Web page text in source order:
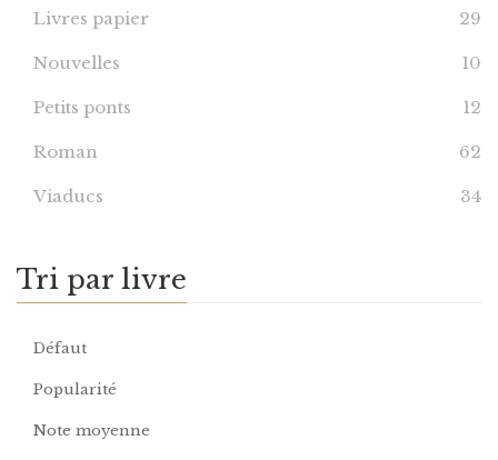
Livres papier 29
Nouvelles 10
Petits ponts 12
Roman 62
Viaducs 34
Tri par livre
Défaut
Popularité
Note moyenne